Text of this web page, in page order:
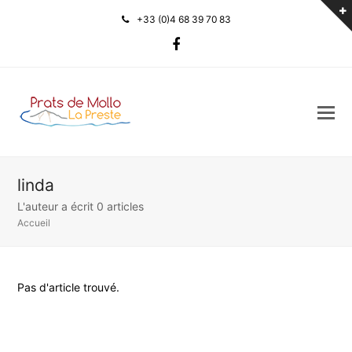
+33 (0)4 68 39 70 83
linda
L'auteur a écrit 0 articles
Accueil
Pas d'article trouvé.